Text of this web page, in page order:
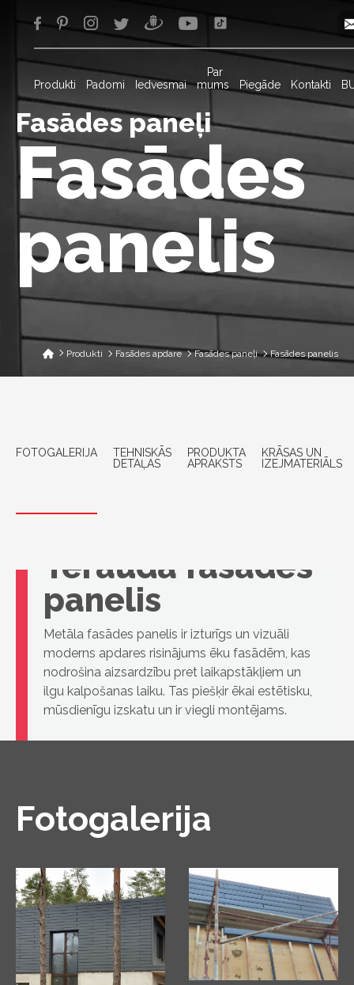
Produkti Padomi Iedvesmai
Par
mums
Piegāde Kontakti
Fasādes paneļi
Fasādes
panelis
Produkti Fasādes apdare Fasādes paneļi Fasādes panelis
FOTOGALERIJA
TEHNISKĀS
DETAĻAS
PRODUKTA
APRAKSTS
KRĀSAS UN
IZEJMATERIĀLS
Tērauda fasādes
panelis
Metāla fasādes panelis ir izturīgs un vizuāli
moderns apdares risinājums ēku fasādēm, kas
nodrošina aizsardzību pret laikapstākļiem un
ilgu kalpošanas laiku. Tas piešķir ēkai estētisku,
mūsdienīgu izskatu un ir viegli montējams.
Fotogalerija